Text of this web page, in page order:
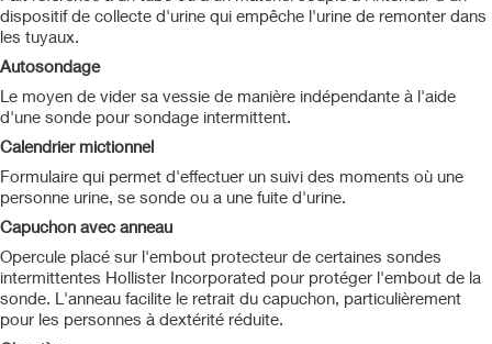
dispositif de collecte d'urine qui empêche l'urine de remonter dans
les tuyaux.
Autosondage
Le moyen de vider sa vessie de manière indépendante à l'aide
d'une sonde pour sondage intermittent.
Calendrier mictionnel
Formulaire qui permet d'effectuer un suivi des moments où une
personne urine, se sonde ou a une fuite d'urine.
Capuchon avec anneau
Opercule placé sur l'embout protecteur de certaines sondes
intermittentes Hollister Incorporated pour protéger l'embout de la
sonde. L'anneau facilite le retrait du capuchon, particulièrement
pour les personnes à dextérité réduite.